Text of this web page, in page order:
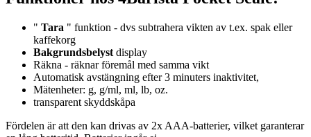
" Tara " funktion - dvs subtrahera vikten av t.ex. spak eller
kaffekorg
Bakgrundsbelyst display
Räkna - räknar föremål med samma vikt
Automatisk avstängning efter 3 minuters inaktivitet,
Mätenheter: g, g/ml, ml, lb, oz.
transparent skyddskåpa
Fördelen är att den kan drivas av 2x AAA-batterier, vilket garanterar